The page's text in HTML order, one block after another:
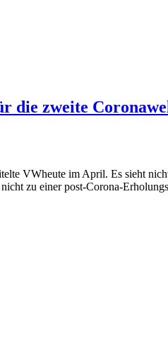
die zweite
VWheute im April. Es sieht
zu einer post-Corona-